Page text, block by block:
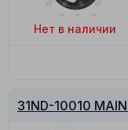
Нет в наличии
31ND-10010